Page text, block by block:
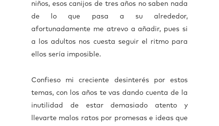
niños, esos canijos de tres años no saben nada
de lo que pasa a su alrededor,
afortunadamente me atrevo a añadir, pues si
a los adultos nos cuesta seguir el ritmo para
ellos sería imposible.
Confieso mi creciente desinterés por estos
temas, con los años te vas dando cuenta de la
inutilidad de estar demasiado atento y
llevarte malos ratos por promesas e ideas que